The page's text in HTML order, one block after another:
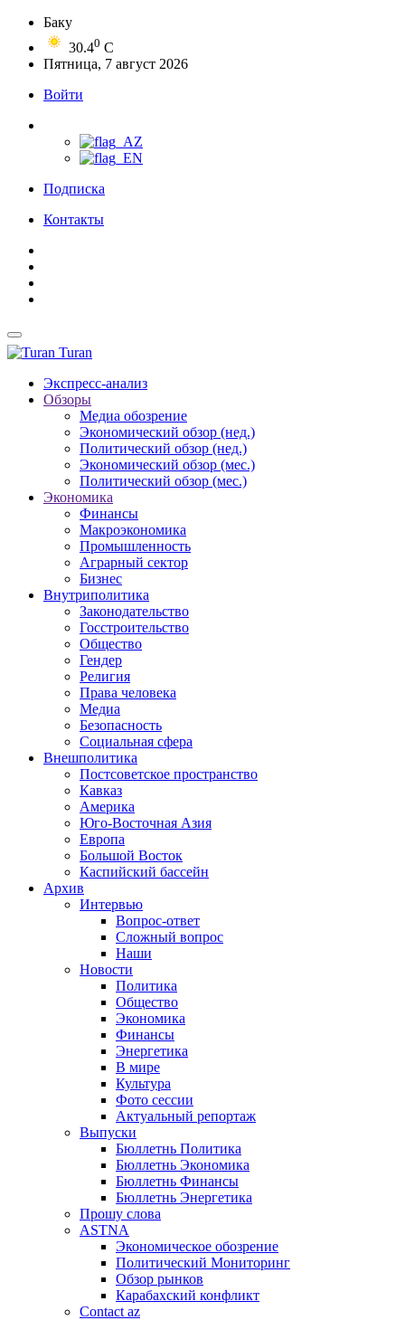
Баку
30.40 C
Пятница, 7 август 2026
Войти
Подписка
Контакты
Turan
Экспресс-анализ
Обзоры
Медиа обозрение
Экономический обзор (нед.)
Политический обзор (нед.)
Экономический обзор (мес.)
Политический обзор (мес.)
Экономика
Финансы
Макроэкономика
Промышленность
Аграрный сектор
Бизнес
Внутриполитика
Законодательство
Госстроительство
Общество
Гендер
Религия
Права человека
Медиа
Безопасность
Социальная сфера
Внешполитика
Постсоветское пространство
Кавказ
Америка
Юго-Восточная Азия
Европа
Большой Восток
Каспийский бассейн
Архив
Интервью
Вопрос-ответ
Сложный вопрос
Наши
Новости
Политика
Общество
Экономика
Финансы
Энергетика
В мире
Культура
Фото сессии
Актуальный репортаж
Выпуски
Бюллетнь Политика
Бюллетнь Экономика
Бюллетнь Финансы
Бюллетнь Энергетика
Прошу слова
ASTNA
Экономическое обозрение
Политический Мониторинг
Обзор рынков
Карабахский конфликт
Contact az